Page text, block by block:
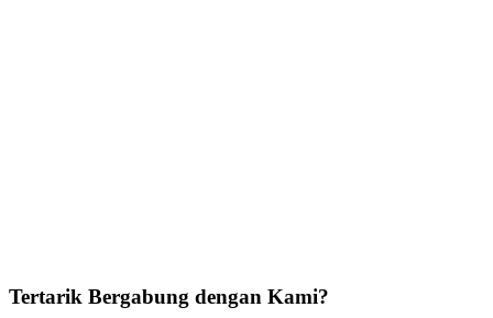
Tertarik Bergabung dengan Kami?